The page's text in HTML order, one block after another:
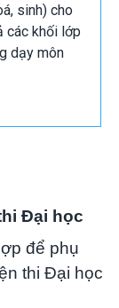
sinh) cho
các khối lớp
dạy môn
Đại học
để phụ
thi Đại học